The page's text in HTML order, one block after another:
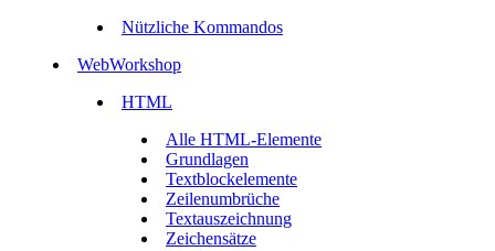
Nützliche Kommandos
WebWorkshop
HTML
Alle HTML-Elemente
Grundlagen
Textblockelemente
Zeilenumbrüche
Textauszeichnung
Zeichensätze